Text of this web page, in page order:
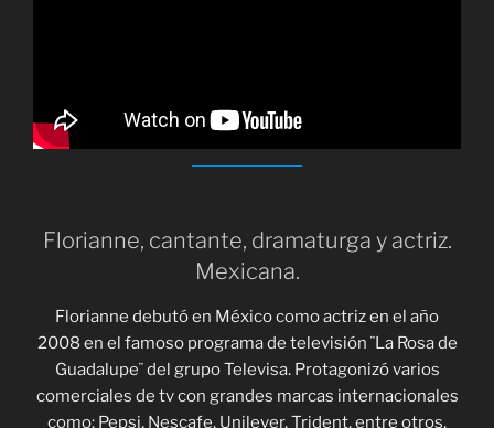
Florianne, cantante, dramaturga y actriz.
Mexicana.
Florianne debutó en México como actriz en el año
2008 en el famoso programa de televisión ¨La Rosa de
Guadalupe¨ del grupo Televisa. Protagonizó varios
comerciales de tv con grandes marcas internacionales
como: Pepsi, Nescafe, Unilever, Trident, entre otros.